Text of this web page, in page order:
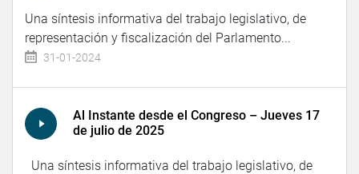
Una síntesis informativa del trabajo legislativo, de
representación y fiscalización del Parlamento...
31-01-2024
Al Instante desde el Congreso – Jueves 17
de julio de 2025
Una síntesis informativa del trabajo legislativo, de